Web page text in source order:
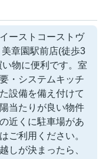
ーストコーストヴ
章園駅前店(徒歩3
物に便利です。室
・システムキッチ
設備を備え付けて
当たりが良い物件
近くに駐車場があ
ご利用ください。
しが決まったら、